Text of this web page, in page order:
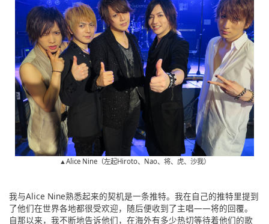
▲Alice Nine（左起Hiroto、Nao、将、虎、沙我）
我与Alice Nine熟悉起来的契机是一条推特。我在自己的推特里提到
了他们在世界各地都很受欢迎，随后便收到了主唱——将的回覆。
自那以来，我不断地告诉他们，在海外有多少热切等待着他们的歌